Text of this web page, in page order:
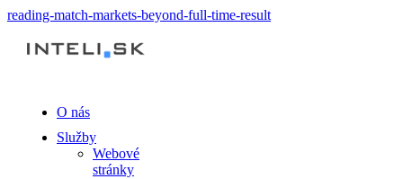
reading-match-markets-beyond-full-time-result
O nás
Služby
Webové
stránky